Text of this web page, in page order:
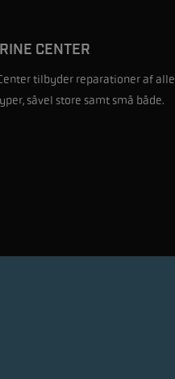
CENTER
tilbyder reparationer af alle
såvel store samt små både.